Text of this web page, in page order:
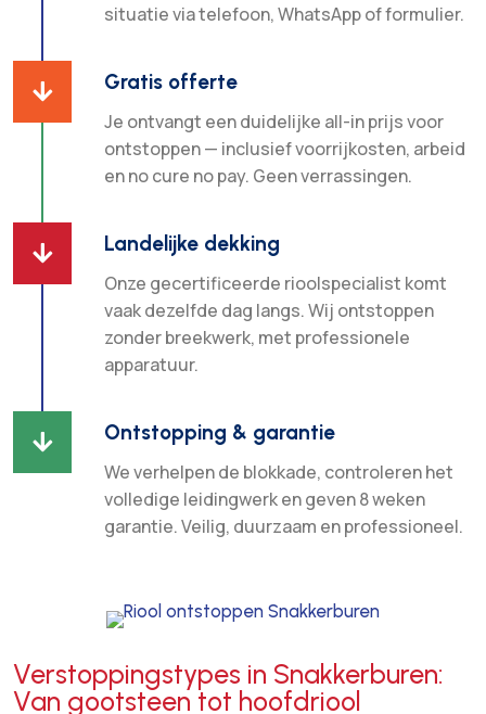
situatie via telefoon, WhatsApp of formulier.
 Gratis offerte
Je ontvangt een duidelijke all-in prijs voor
ontstoppen — inclusief voorrijkosten, arbeid
en no cure no pay. Geen verrassingen.
 Landelijke dekking
Onze gecertificeerde rioolspecialist komt
vaak dezelfde dag langs. Wij ontstoppen
zonder breekwerk, met professionele
apparatuur.
 Ontstopping & garantie
We verhelpen de blokkade, controleren het
volledige leidingwerk en geven 8 weken
garantie. Veilig, duurzaam en professioneel.
Verstoppingstypes in Snakkerburen:
Van gootsteen tot hoofdriool